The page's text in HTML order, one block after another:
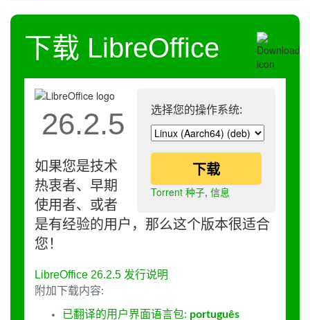
下载 LibreOffice
选择您的操作系统:
下载
Torrent 种子, 信息
26.2.5
如果您是技术
热衷者、早期
使用者、或者
是有经验的用户，那么这个版本很适合
您！
LibreOffice 26.2.5 发行说明
附加下载内容:
已翻译的用户界面语言包: português